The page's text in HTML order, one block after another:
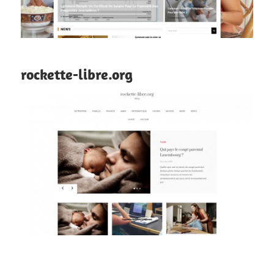
rockette-libre.org